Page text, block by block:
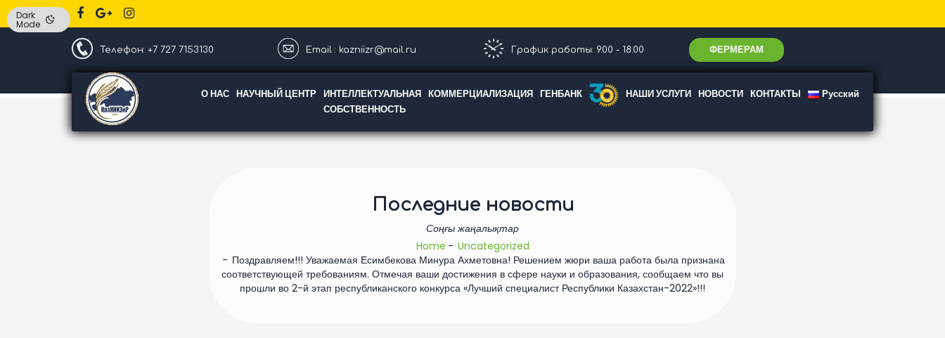
Телефон: +7 727 7153130 Email : kazniizr@mail.ru График работы: 9.00 - 18.00 ФЕРМЕРАМ
О НАС НАУЧНЫЙ ЦЕНТР ИНТЕЛЛЕКТУАЛЬНАЯ
СОБСТВЕННОСТЬ
КОММЕРЦИАЛИЗАЦИЯ ГЕНБАНК НАШИ УСЛУГИ НОВОСТИ КОНТАКТЫ Русский
Последние новости
Соңғы жаңалықтар
Home
Uncategorized
Поздравляем!!! Уважаемая Есимбекова Минура Ахметовна! Решением жюри ваша работа была признана
соответствующей требованиям. Отмечая ваши достижения в сфере науки и образования, сообщаем что вы
прошли во 2-й этап республиканского конкурса «Лучший специалист Республики Казахстан-2022»!!!
Dark
Mode